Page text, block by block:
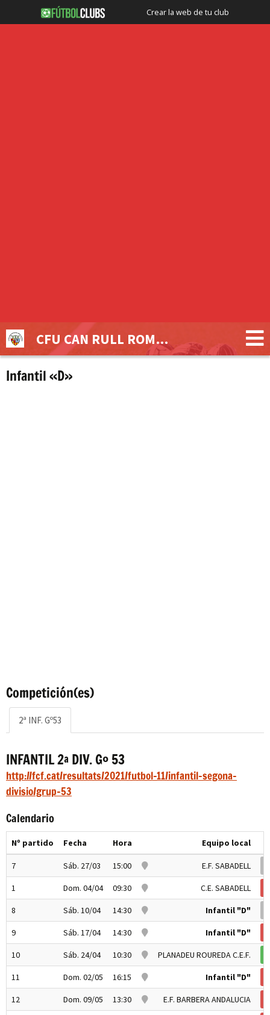
Crear la web de tu club
CFU CAN RULL ROMULO TRONCHONI
Infantil «D»
Competición(es)
2ª INF. Gº53
INFANTIL 2ª DIV. Gº 53
http://fcf.cat/resultats/2021/futbol-11/infantil-segona-
divisio/grup-53
Calendario
Nº partido Fecha Hora Equipo local
7 Sáb. 27/03 15:00 E.F. SABADELL
1 Dom. 04/04 09:30 C.E. SABADELL
8 Sáb. 10/04 14:30 Infantil "D"
9 Sáb. 17/04 14:30 Infantil "D"
10 Sáb. 24/04 10:30 PLANADEU ROUREDA C.E.F.
11 Dom. 02/05 16:15 Infantil "D"
12 Dom. 09/05 13:30 E.F. BARBERA ANDALUCIA